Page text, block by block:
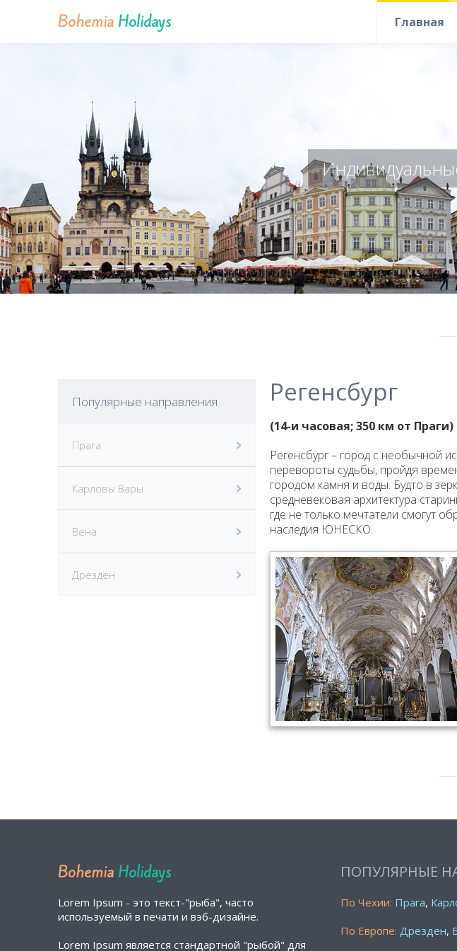
Bohemia Holidays Главная
Регенсбург
(14-и часовая; 350 км от Праги)
Регенсбург – город с необычной
перевороты судьбы, пройдя
городом камня и воды. Будто в
средневековая архитектура
где не только мечтатели смогут
наследия ЮНЕСКО.
Популярные направления
Прага
Карловы Вары
Вена
Дрезден
Bohemia Holidays
Lorem Ipsum - это текст-"рыба", часто
используемый в печати и вэб-дизайне.
Lorem Ipsum является стандартной "рыбой" для
ПОПУЛЯРНЫЕ
По Чехии: Прага,
По Европе: Дрезден,